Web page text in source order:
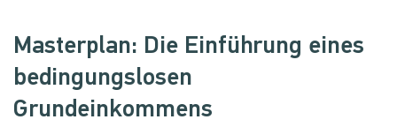
Masterplan: Die Einführung eines
bedingungslosen
Grundeinkommens